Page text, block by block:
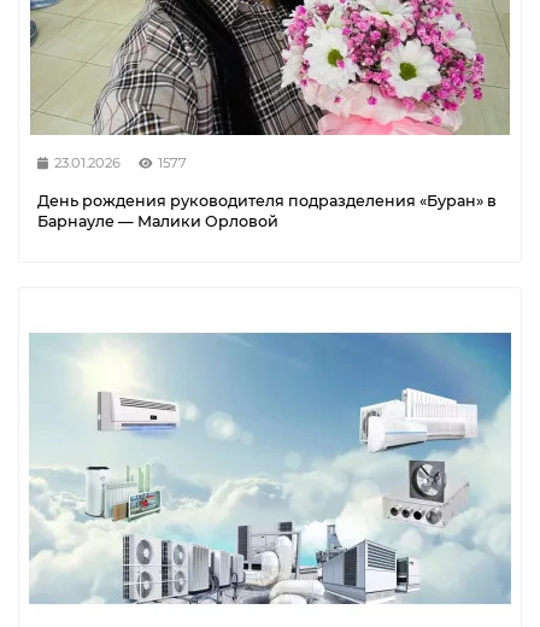
23.01.2026 1577
День рождения руководителя подразделения «Буран» в
Барнауле — Малики Орловой